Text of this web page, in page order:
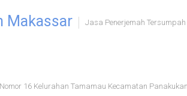
Makassar Jasa Penerjemah
16 Kelurahan Tamamau Kecamatan